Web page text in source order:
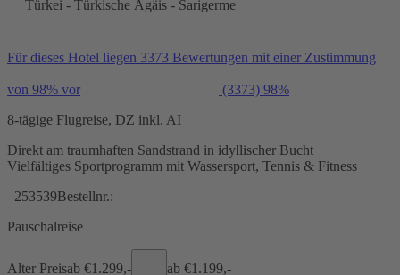
Türkei - Türkische Ägäis - Sarigerme
Für dieses Hotel liegen 3373 Bewertungen mit einer Zustimmung
von 98% vor (3373) 98%
8-tägige Flugreise, DZ inkl. AI
Direkt am traumhaften Sandstrand in idyllischer Bucht
Vielfältiges Sportprogramm mit Wassersport, Tennis & Fitness
253539Bestellnr.:
Pauschalreise
Alter Preisab €1.299,- ab €1.199,-